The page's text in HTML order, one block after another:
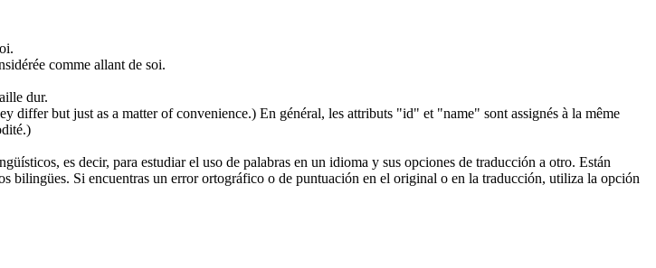
comme allant de soi.
dur.
differ but just as a matter ofconvenience.) En général, les attributs "id" et "name" sont assignés à la même
es decir, para estudiar el uso de palabras en un idioma y sus opciones de traducción a otro. Están
bilingües. Si encuentras un error ortográfico o de puntuación en el original o en la traducción, utiliza la opción